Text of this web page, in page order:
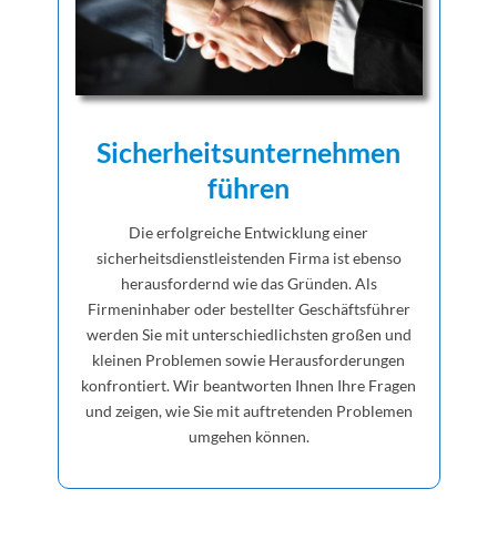
Sicherheitsunternehmen
führen
Die erfolgreiche Entwicklung einer
sicherheitsdienstleistenden Firma ist ebenso
herausfordernd wie das Gründen. Als
Firmeninhaber oder bestellter Geschäftsführer
werden Sie mit unterschiedlichsten großen und
kleinen Problemen sowie Herausforderungen
konfrontiert. Wir beantworten Ihnen Ihre Fragen
und zeigen, wie Sie mit auftretenden Problemen
umgehen können.